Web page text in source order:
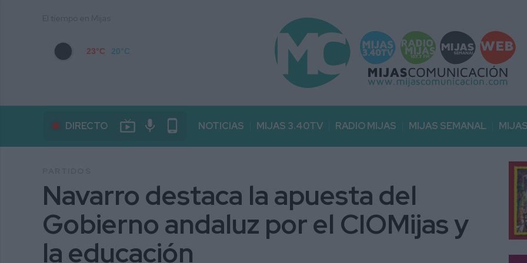
23°C 20°C
DIRECTO live_tv mic phone_android NOTICIAS MIJAS 3.40TV RADIO MIJAS MIJAS SEMANAL
Navarro destaca la apuesta del
Gobierno andaluz por el CIOMijas y
la educación